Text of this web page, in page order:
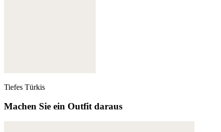
Tiefes Türkis
Machen Sie ein Outfit daraus